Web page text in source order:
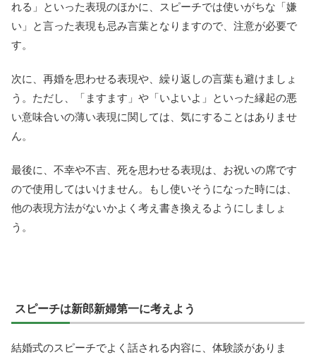
れる」といった表現のほかに、スピーチでは使いがちな「嫌
い」と言った表現も忌み言葉となりますので、注意が必要で
す。
次に、再婚を思わせる表現や、繰り返しの言葉も避けましょ
う。ただし、「ますます」や「いよいよ」といった縁起の悪
い意味合いの薄い表現に関しては、気にすることはありませ
ん。
最後に、不幸や不吉、死を思わせる表現は、お祝いの席です
ので使用してはいけません。もし使いそうになった時には、
他の表現方法がないかよく考え書き換えるようにしましょ
う。
スピーチは新郎新婦第一に考えよう
結婚式のスピーチでよく話される内容に、体験談がありま